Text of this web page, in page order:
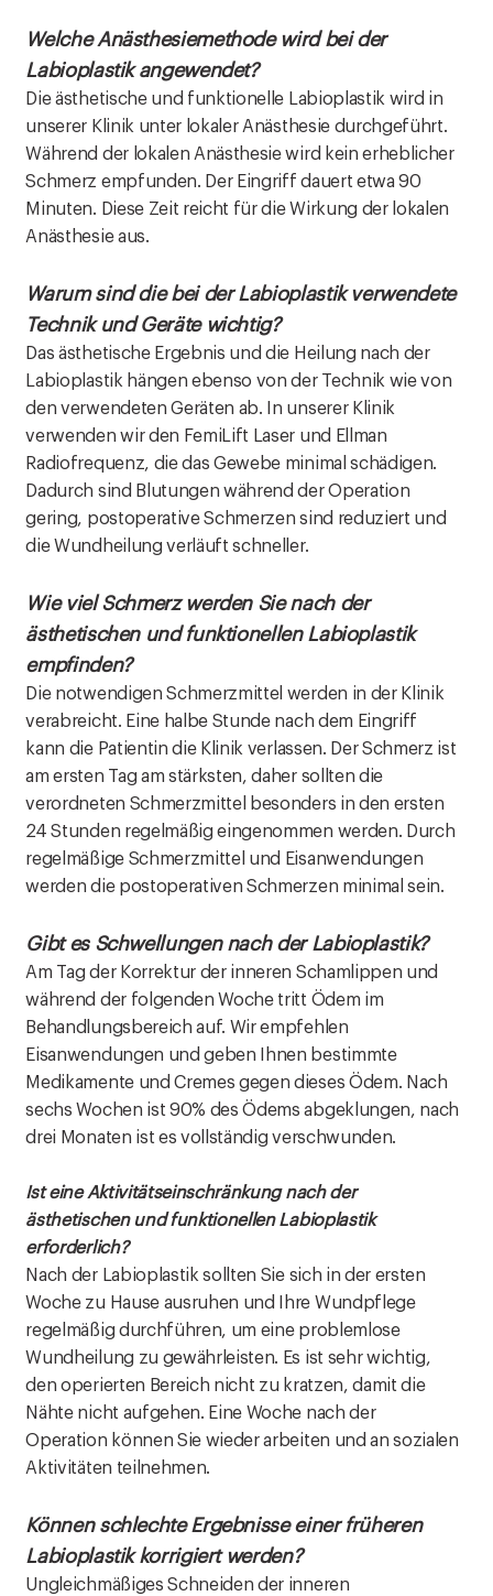
Welche Anästhesiemethode wird bei der
Labioplastik angewendet?
Die ästhetische und funktionelle Labioplastik wird in
unserer Klinik unter lokaler Anästhesie durchgeführt.
Während der lokalen Anästhesie wird kein erheblicher
Schmerz empfunden. Der Eingriff dauert etwa 90
Minuten. Diese Zeit reicht für die Wirkung der lokalen
Anästhesie aus.
Warum sind die bei der Labioplastik verwendete
Technik und Geräte wichtig?
Das ästhetische Ergebnis und die Heilung nach der
Labioplastik hängen ebenso von der Technik wie von
den verwendeten Geräten ab. In unserer Klinik
verwenden wir den FemiLift Laser und Ellman
Radiofrequenz, die das Gewebe minimal schädigen.
Dadurch sind Blutungen während der Operation
gering, postoperative Schmerzen sind reduziert und
die Wundheilung verläuft schneller.
Wie viel Schmerz werden Sie nach der
ästhetischen und funktionellen Labioplastik
empfinden?
Die notwendigen Schmerzmittel werden in der Klinik
verabreicht. Eine halbe Stunde nach dem Eingriff
kann die Patientin die Klinik verlassen. Der Schmerz ist
am ersten Tag am stärksten, daher sollten die
verordneten Schmerzmittel besonders in den ersten
24 Stunden regelmäßig eingenommen werden. Durch
regelmäßige Schmerzmittel und Eisanwendungen
werden die postoperativen Schmerzen minimal sein.
Gibt es Schwellungen nach der Labioplastik?
Am Tag der Korrektur der inneren Schamlippen und
während der folgenden Woche tritt Ödem im
Behandlungsbereich auf. Wir empfehlen
Eisanwendungen und geben Ihnen bestimmte
Medikamente und Cremes gegen dieses Ödem. Nach
sechs Wochen ist 90% des Ödems abgeklungen, nach
drei Monaten ist es vollständig verschwunden.
Ist eine Aktivitätseinschränkung nach der
ästhetischen und funktionellen Labioplastik
erforderlich?
Nach der Labioplastik sollten Sie sich in der ersten
Woche zu Hause ausruhen und Ihre Wundpflege
regelmäßig durchführen, um eine problemlose
Wundheilung zu gewährleisten. Es ist sehr wichtig,
den operierten Bereich nicht zu kratzen, damit die
Nähte nicht aufgehen. Eine Woche nach der
Operation können Sie wieder arbeiten und an sozialen
Aktivitäten teilnehmen.
Können schlechte Ergebnisse einer früheren
Labioplastik korrigiert werden?
Ungleichmäßiges Schneiden der inneren